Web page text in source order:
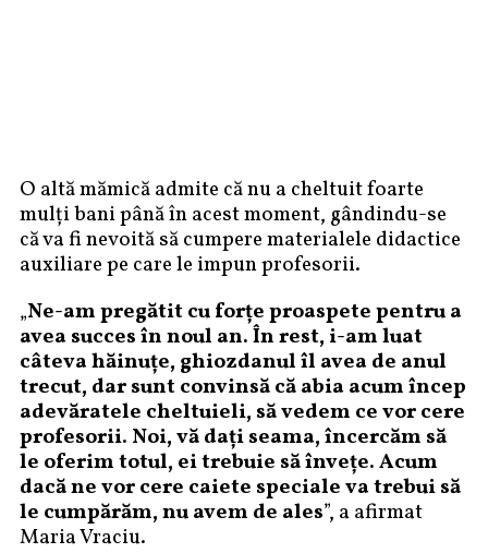
O altă mămică admite că nu a cheltuit foarte
mulți bani până în acest moment, gândindu-se
că va fi nevoită să cumpere materialele didactice
auxiliare pe care le impun profesorii.
„Ne-am pregătit cu forțe proaspete pentru a
avea succes în noul an. În rest, i-am luat
câteva hăinuțe, ghiozdanul îl avea de anul
trecut, dar sunt convinsă că abia acum încep
adevăratele cheltuieli, să vedem ce vor cere
profesorii. Noi, vă dați seama, încercăm să
le oferim totul, ei trebuie să învețe. Acum
dacă ne vor cere caiete speciale va trebui să
le cumpărăm, nu avem de ales”, a afirmat
Maria Vraciu.